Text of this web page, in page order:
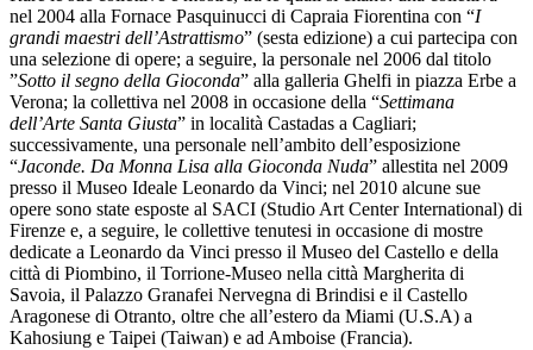
nel 2004 alla Fornace Pasquinucci di Capraia Fiorentina con “I
grandi maestri dell’Astrattismo” (sesta edizione) a cui partecipa con
una selezione di opere; a seguire, la personale nel 2006 dal titolo
”Sotto il segno della Gioconda” alla galleria Ghelfi in piazza Erbe a
Verona; la collettiva nel 2008 in occasione della “Settimana
dell’Arte Santa Giusta” in località Castadas a Cagliari;
successivamente, una personale nell’ambito dell’esposizione
“Jaconde. Da Monna Lisa alla Gioconda Nuda” allestita nel 2009
presso il Museo Ideale Leonardo da Vinci; nel 2010 alcune sue
opere sono state esposte al SACI (Studio Art Center International) di
Firenze e, a seguire, le collettive tenutesi in occasione di mostre
dedicate a Leonardo da Vinci presso il Museo del Castello e della
città di Piombino, il Torrione-Museo nella città Margherita di
Savoia, il Palazzo Granafei Nervegna di Brindisi e il Castello
Aragonese di Otranto, oltre che all’estero da Miami (U.S.A) a
Kahosiung e Taipei (Taiwan) e ad Amboise (Francia).